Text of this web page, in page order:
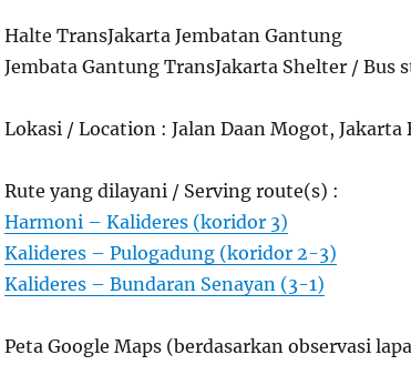
Halte TransJakarta Jembatan Gantung
Jembata Gantung TransJakarta Shelter / Bus
Lokasi / Location : Jalan Daan Mogot, Jakarta
Rute yang dilayani / Serving route(s) :
Harmoni – Kalideres (koridor 3)
Kalideres – Pulogadung (koridor 2-3)
Kalideres – Bundaran Senayan (3-1)
Peta Google Maps (berdasarkan observasi